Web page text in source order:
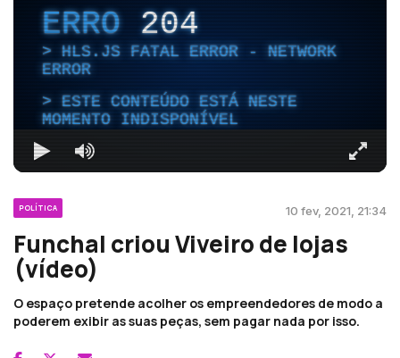
ERRO204
HLS.JS FATAL ERROR - NETWORK
ERROR
ESTE CONTEÚDO ESTÁ NESTE
MOMENTO INDISPONÍVEL
POLÍTICA 10 fev, 2021, 21:34
Funchal criou Viveiro de lojas
(vídeo)
O espaço pretende acolher os empreendedores de modo a
poderem exibir as suas peças, sem pagar nada por isso.